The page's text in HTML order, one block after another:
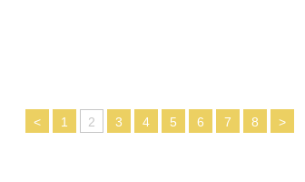
< 1 2 3 4 5 6 7 8 >